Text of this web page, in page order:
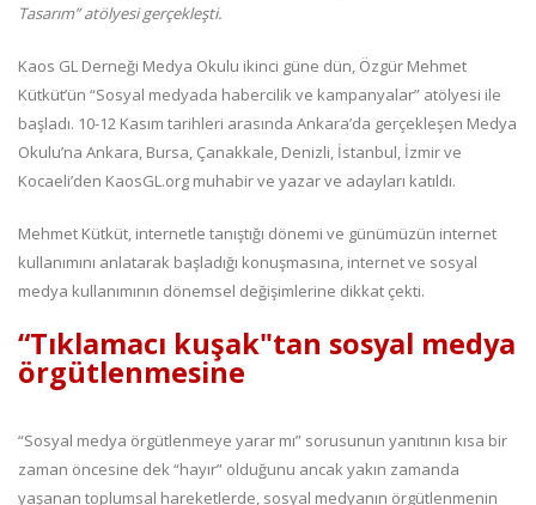
Tasarım” atölyesi gerçekleşti.
Kaos GL Derneği Medya Okulu ikinci güne dün, Özgür Mehmet
Kütküt’ün “Sosyal medyada habercilik ve kampanyalar” atölyesi ile
başladı. 10-12 Kasım tarihleri arasında Ankara’da gerçekleşen Medya
Okulu’na Ankara, Bursa, Çanakkale, Denizli, İstanbul, İzmir ve
Kocaeli’den KaosGL.org muhabir ve yazar ve adayları katıldı.
Mehmet Kütküt, internetle tanıştığı dönemi ve günümüzün internet
kullanımını anlatarak başladığı konuşmasına, internet ve sosyal
medya kullanımının dönemsel değişimlerine dikkat çekti.
“Tıklamacı kuşak"tan sosyal medya
örgütlenmesine
“Sosyal medya örgütlenmeye yarar mı” sorusunun yanıtının kısa bir
zaman öncesine dek “hayır” olduğunu ancak yakın zamanda
yaşanan toplumsal hareketlerde, sosyal medyanın örgütlenmenin